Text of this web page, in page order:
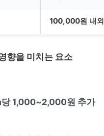
100,000원 내외
향을 미치는 요소
당 1,000~2,000원 추가